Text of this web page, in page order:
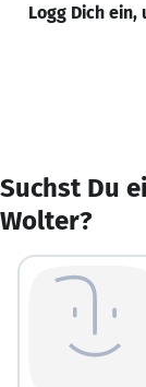
Logg Dich ein,
Suchst Du
Wolter?